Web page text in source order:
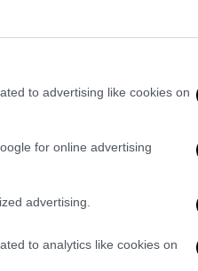
to advertising like cookies on
for online advertising
advertising.
to analytics like cookies on
ήταν πρόεδρος,
ίδιας χρονιάς
Βάρρα,
στη δεύτερη
παρέμβαιναν
αρνητικά,
στην εφορία,